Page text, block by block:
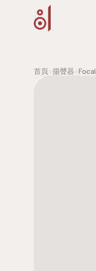
首頁>揚聲器>Focal